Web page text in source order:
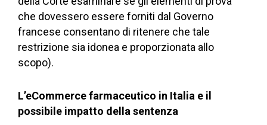
che dovessero essere forniti dal Governo
francese consentano di ritenere che tale
restrizione sia idonea e proporzionata allo
scopo).
L’eCommerce farmaceutico in Italia e il
possibile impatto della sentenza